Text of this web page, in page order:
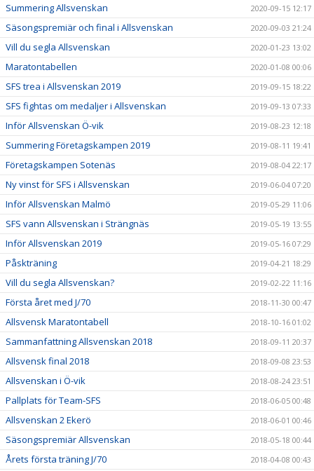
Summering Allsvenskan 2020-09-15 12:17
Säsongspremiär och final i Allsvenskan 2020-09-03 21:24
Vill du segla Allsvenskan 2020-01-23 13:02
Maratontabellen 2020-01-08 00:06
SFS trea i Allsvenskan 2019 2019-09-15 18:22
SFS fightas om medaljer i Allsvenskan 2019-09-13 07:33
Inför Allsvenskan Ö-vik 2019-08-23 12:18
Summering Företagskampen 2019 2019-08-11 19:41
Företagskampen Sotenäs 2019-08-04 22:17
Ny vinst för SFS i Allsvenskan 2019-06-04 07:20
Inför Allsvenskan Malmö 2019-05-29 11:06
SFS vann Allsvenskan i Strängnäs 2019-05-19 13:55
Inför Allsvenskan 2019 2019-05-16 07:29
Påskträning 2019-04-21 18:29
Vill du segla Allsvenskan? 2019-02-22 11:16
Första året med J/70 2018-11-30 00:47
Allsvensk Maratontabell 2018-10-16 01:02
Sammanfattning Allsvenskan 2018 2018-09-11 20:37
Allsvensk final 2018 2018-09-08 23:53
Allsvenskan i Ö-vik 2018-08-24 23:51
Pallplats för Team-SFS 2018-06-05 00:48
Allsvenskan 2 Ekerö 2018-06-01 00:46
Säsongspremiär Allsvenskan 2018-05-18 00:44
Årets första träning J/70 2018-04-08 00:43